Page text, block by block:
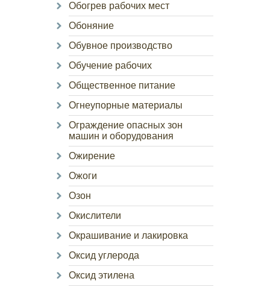
Обогрев рабочих мест
Обоняние
Обувное производство
Обучение рабочих
Общественное питание
Огнеупорные материалы
Ограждение опасных зон
машин и оборудования
Ожирение
Ожоги
Озон
Окислители
Окрашивание и лакировка
Оксид углерода
Оксид этилена